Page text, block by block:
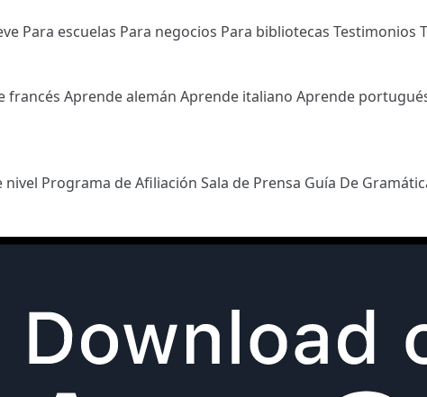
Para escuelas Para negocios Para bibliotecas Testimonios
francés Aprende alemán Aprende italiano Aprende
nivel Programa de Afiliación Sala de Prensa Guía De